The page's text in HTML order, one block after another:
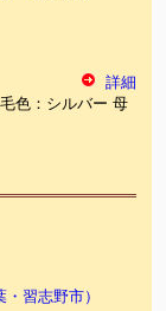
詳細
色：シルバー 母
習志野市）